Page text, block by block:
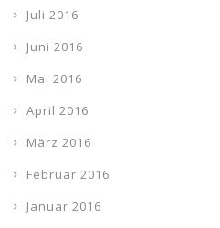
Juli 2016
Juni 2016
Mai 2016
April 2016
März 2016
Februar 2016
Januar 2016